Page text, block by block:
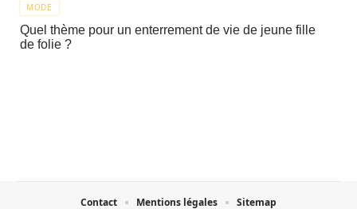
MODE
Quel thème pour un enterrement de vie de jeune fille
de folie ?
Contact Mentions légales Sitemap